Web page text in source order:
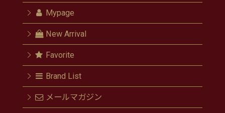
Mypage
New Arrival
Favorite
Brand List
メールマガジン